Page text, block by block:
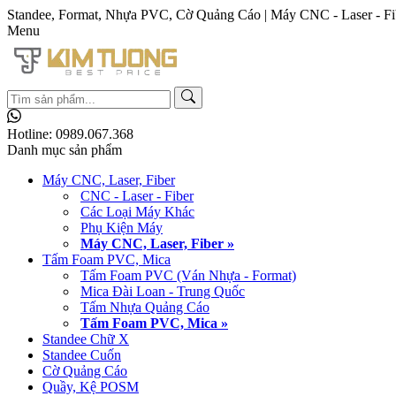
Standee, Format, Nhựa PVC, Cờ Quảng Cáo | Máy CNC - Laser -
Menu
Hotline: 0989.067.368
Danh mục sản phẩm
Máy CNC, Laser, Fiber
CNC - Laser - Fiber
Các Loại Máy Khác
Phụ Kiện Máy
Máy CNC, Laser, Fiber »
Tấm Foam PVC, Mica
Tấm Foam PVC (Ván Nhựa - Format)
Mica Đài Loan - Trung Quốc
Tấm Nhựa Quảng Cáo
Tấm Foam PVC, Mica »
Standee Chữ X
Standee Cuốn
Cờ Quảng Cáo
Quầy, Kệ POSM